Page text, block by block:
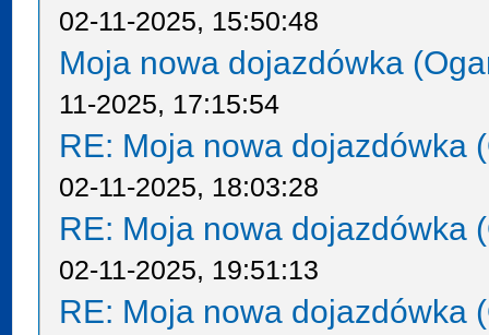
02-11-2025, 15:50:48
Moja nowa dojazdówka
11-2025, 17:15:54
RE: Moja nowa dojazdówka
02-11-2025, 18:03:28
RE: Moja nowa dojazdówka
02-11-2025, 19:51:13
RE: Moja nowa dojazdówka